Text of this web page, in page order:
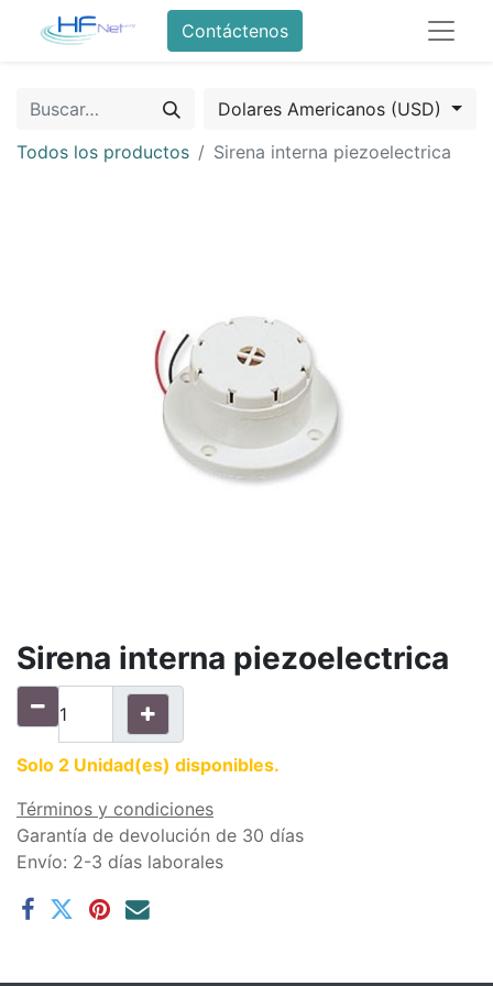
Contáctenos
Dolares Americanos (USD)
Todos los productos
Sirena interna piezoelectrica
Sirena interna piezoelectrica
Solo 2 Unidad(es) disponibles.
Términos y condiciones
Garantía de devolución de 30 días
Envío: 2-3 días laborales